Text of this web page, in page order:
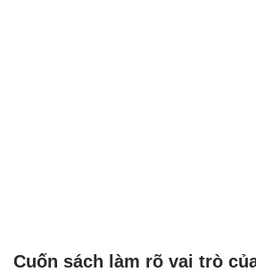
Cuốn sách làm rõ vai trò